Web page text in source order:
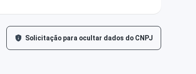
Solicitação para ocultar dados do CNPJ